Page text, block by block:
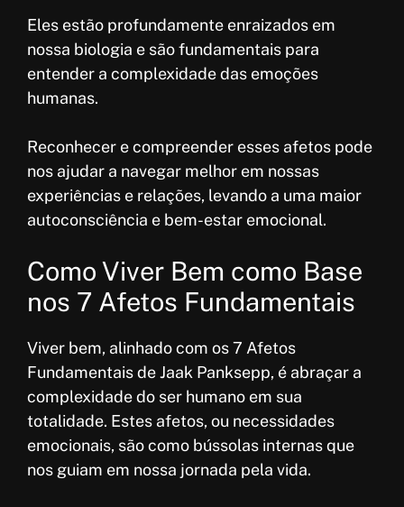
Eles estão profundamente enraizados em
nossa biologia e são fundamentais para
entender a complexidade das emoções
humanas.
Reconhecer e compreender esses afetos pode
nos ajudar a navegar melhor em nossas
experiências e relações, levando a uma maior
autoconsciência e bem-estar emocional.
Como Viver Bem como Base
nos 7 Afetos Fundamentais
Viver bem, alinhado com os 7 Afetos
Fundamentais de Jaak Panksepp, é abraçar a
complexidade do ser humano em sua
totalidade. Estes afetos, ou necessidades
emocionais, são como bússolas internas que
nos guiam em nossa jornada pela vida.